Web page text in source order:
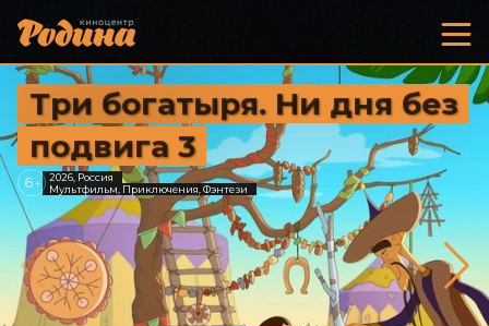
Три богатыря. Ни дня без
подвига 3
6+
2026, Россия
Мультфильм, Приключения, Фэнтези